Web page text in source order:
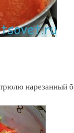
нарезанный